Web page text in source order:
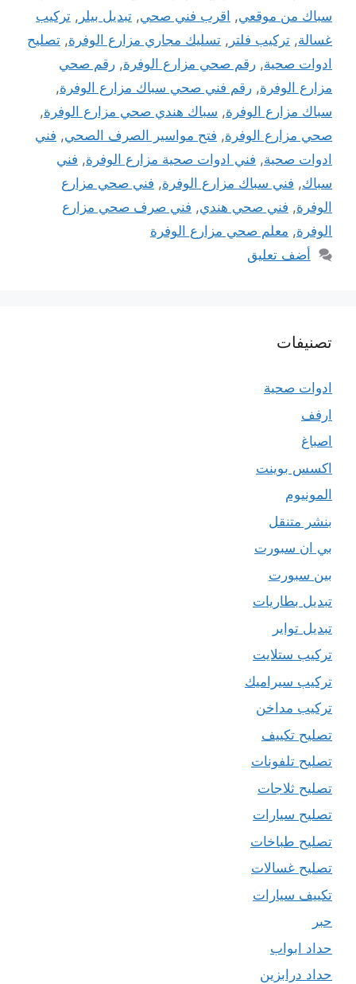
سباك من موقعي, اقرب فني صحي, تبديل بيلر , تركيب
غسالة, تركيب فلتر , تسليك مجاري مزارع الوفرة, تصليح
ادوات صحية, رقم صحي مزارع الوفرة, رقم صحي
مزارع الوفرة, رقم فني صحي سباك مزارع الوفرة,
سباك مزارع الوفرة, سباك هندي صحي مزارع الوفرة,
صحي مزارع الوفرة, فتح مواسير الصرف الصحي, فني
ادوات صحية, فني ادوات صحية مزارع الوفرة, فني
سباك, فني سباك مزارع الوفرة, فني صحي مزارع
الوفرة, فني صحي هندي, فني صرف صحي مزارع
الوفرة, معلم صحي مزارع الوفرة
أضف تعليق
تصنيفات
ادوات صحية
ارفف
اصباغ
اكسس بوينت
المونيوم
بنشر متنقل
بي ان سبورت
بين سبورت
تبديل بطاريات
تبديل تواير
تركيب ستلايت
تركيب سيراميك
تركيب مداخن
تصليح تكييف
تصليح تلفونات
تصليح ثلاجات
تصليح سيارات
تصليح طباخات
تصليح غسالات
تكييف سيارات
حبر
حداد ابواب
حداد درابزين